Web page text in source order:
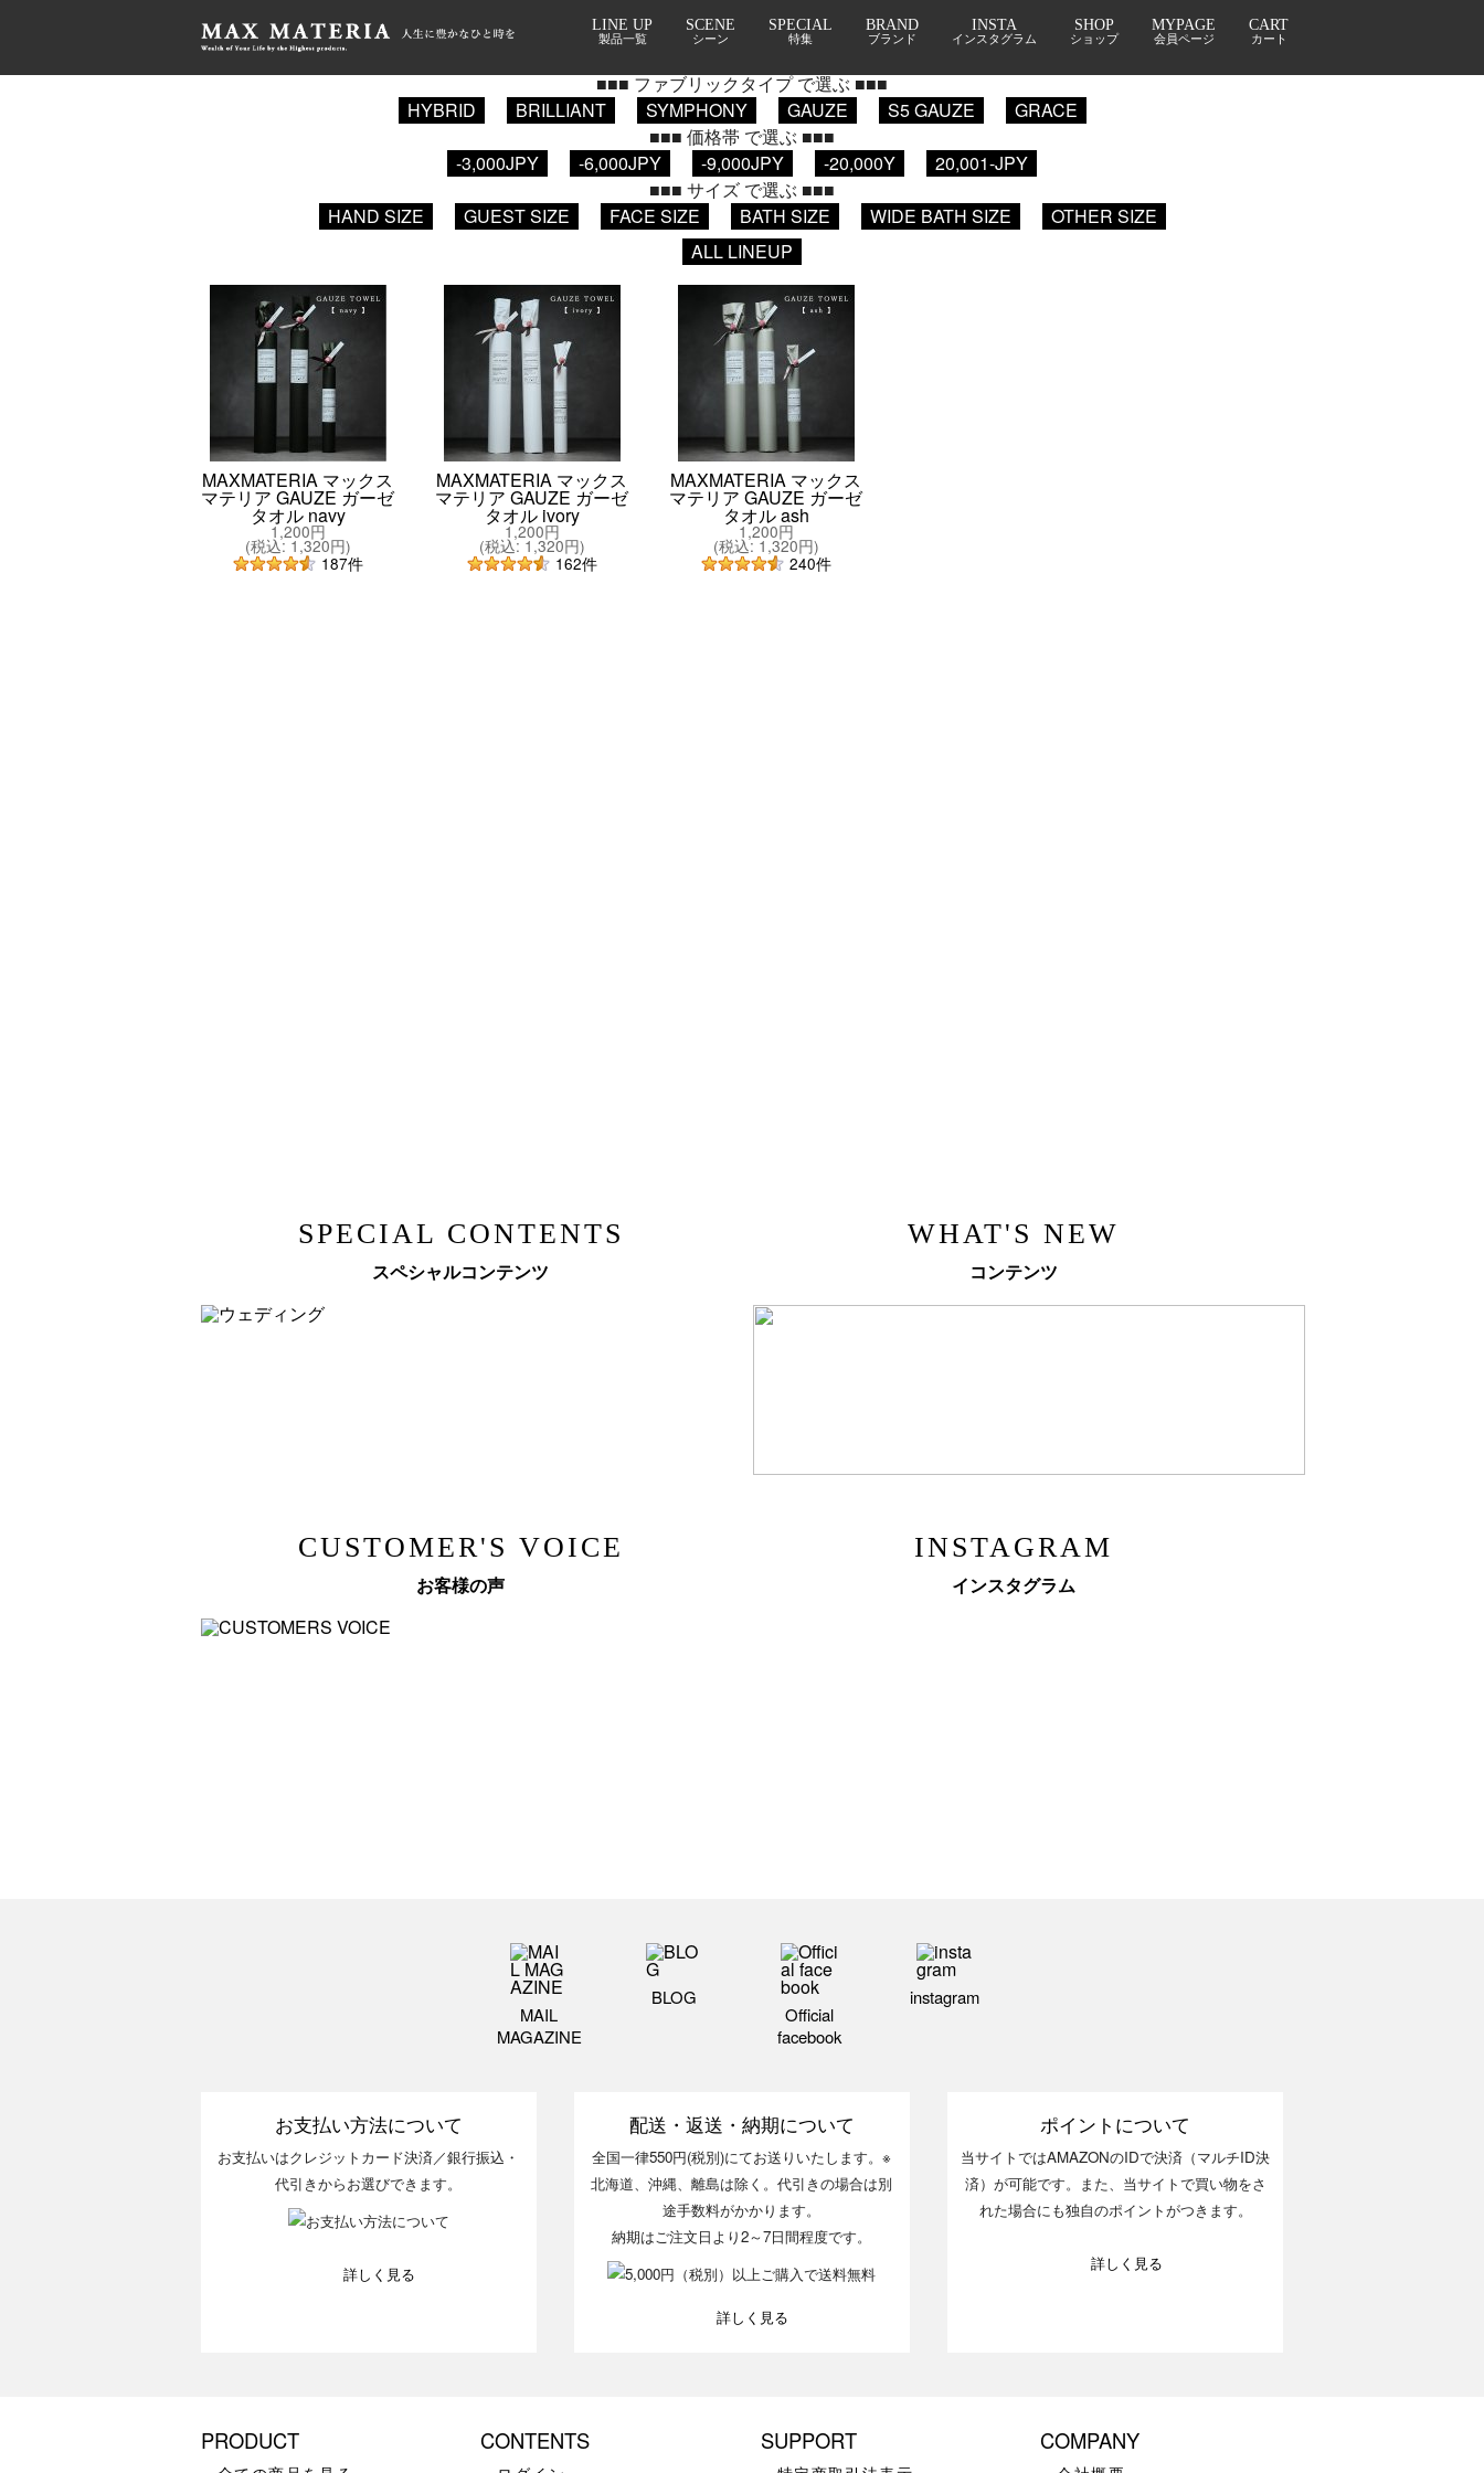
LINE UP
製品一覧
SCENE
シーン
SPECIAL
特集
BRAND
ブランド
INSTA
インスタグラム
SHOP
ショップ
MYPAGE
会員ページ
CART
カート
■■■ パッケージ で選ぶ ■■■
■■■ ファブリックタイプ で選ぶ ■■■
HYBRID
BRILLIANT SYMPHONY GAUZE S5 GAUZE
GRACE
■■■ 価格帯 で選ぶ ■■■
-3,000JPY
-6,000JPY -9,000JPY -20,000Y
20,001-JPY
■■■ サイズ で選ぶ ■■■
HAND SIZE
GUEST SIZE FACE SIZE BATH SIZE WIDE BATH SIZE
OTHER SIZE
ALL LINEUP
MAXMATERIA マックス
マテリア GAUZE ガーゼ
タオル navy
1,200円
(税込: 1,320円)
187件
MAXMATERIA マックス
マテリア GAUZE ガーゼ
タオル ivory
1,200円
(税込: 1,320円)
162件
MAXMATERIA マックス
マテリア GAUZE ガーゼ
タオル ash
1,200円
(税込: 1,320円)
240件
SPECIAL CONTENTS
スペシャルコンテンツ
WHAT'S NEW
コンテンツ
CUSTOMER'S VOICE
お客様の声
INSTAGRAM
インスタグラム
MAIL
MAGAZINE
BLOG
Official
facebook
instagram
お支払い方法について
お支払いはクレジットカード決済／銀行振込・
代引きからお選びできます。
詳しく見る
配送・返送・納期について
全国一律550円(税別)にてお送りいたします。※
北海道、沖縄、離島は除く。代引きの場合は別
途手数料がかかります。
納期はご注文日より2～7日間程度です。
詳しく見る
ポイントについて
当サイトではAMAZONのIDで決済（マルチID決
済）が可能です。また、当サイトで買い物をさ
れた場合にも独自のポイントがつきます。
詳しく見る
PRODUCT CONTENTS SUPPORT COMPANY